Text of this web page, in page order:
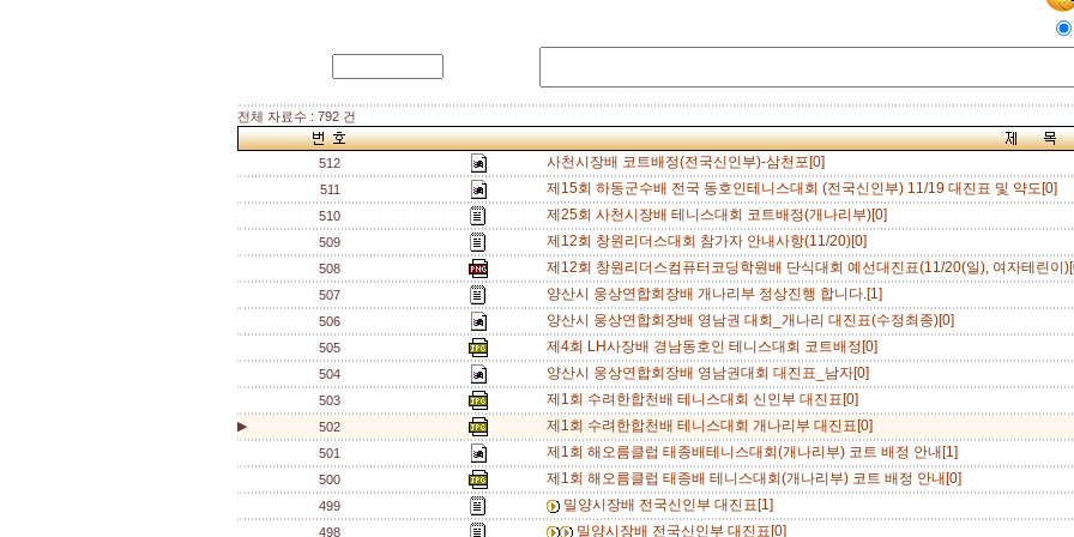
전체 자료수 : 792 건
512 사천시장배 코트배정(전국신인부)-삼천포[0]
511 제15회 하동군수배 전국 동호인테니스대회 (전국신인부) 11/19 대진표 및 약도[0]
510 제25회 사천시장배 테니스대회 코트배정(개나리부)[0]
509 제12회 창원리더스대회 참가자 안내사항(11/20)[0]
508 제12회 창원리더스컴퓨터코딩학원배 단식대회 예선대진표(11/20(일), 여자테린이
507 양산시 웅상연합회장배 개나리부 정상진행 합니다.[1]
506 양산시 웅상연합회장배 영남권 대회_개나리 대진표(수정최종)[0]
505 제4회 LH사장배 경남동호인 테니스대회 코트배정[0]
504 양산시 웅상연합회장배 영남권대회 대진표_남자[0]
503 제1회 수려한합천배 테니스대회 신인부 대진표[0]
▶ 502 제1회 수려한합천배 테니스대회 개나리부 대진표[0]
501 제1회 해오름클럽 태종배테니스대회(개나리부) 코트 배정 안내[1]
500 제1회 해오름클럽 태종배 테니스대회(개나리부) 코트 배정 안내[0]
499 밀양시장배 전국신인부 대진표[1]
498 밀양시장배 전국신인부 대진표[0]